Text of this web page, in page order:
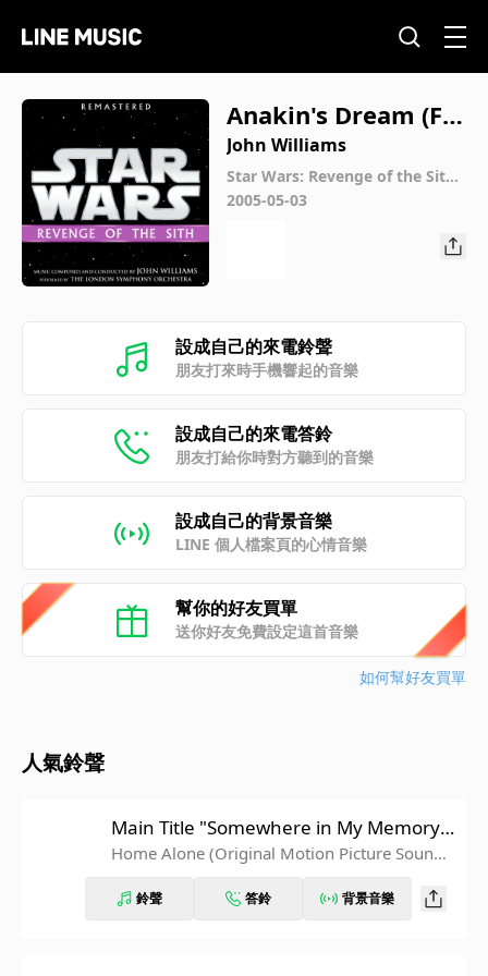
Anakin's Dream (Fr
om "Star Wars: Rev
enge of the Sith"/Sc
ore)
John Williams
Star Wars: Revenge of the Sith
(Original Motion Picture Sound
2005-05-03
設成自己的來電鈴聲
朋友打來時手機響起的音樂
設成自己的來電答鈴
朋友打給你時對方聽到的音樂
設成自己的背景音樂
LINE 個人檔案頁的心情音樂
幫你的好友買單
送你好友免費設定這首音樂
如何幫好友買單
人氣鈴聲
Main Title "Somewhere in My Memory"
(From "Home Alone" Soundtrack)
Home Alone (Original Motion Picture Soundtr
鈴聲 答鈴 背景音樂